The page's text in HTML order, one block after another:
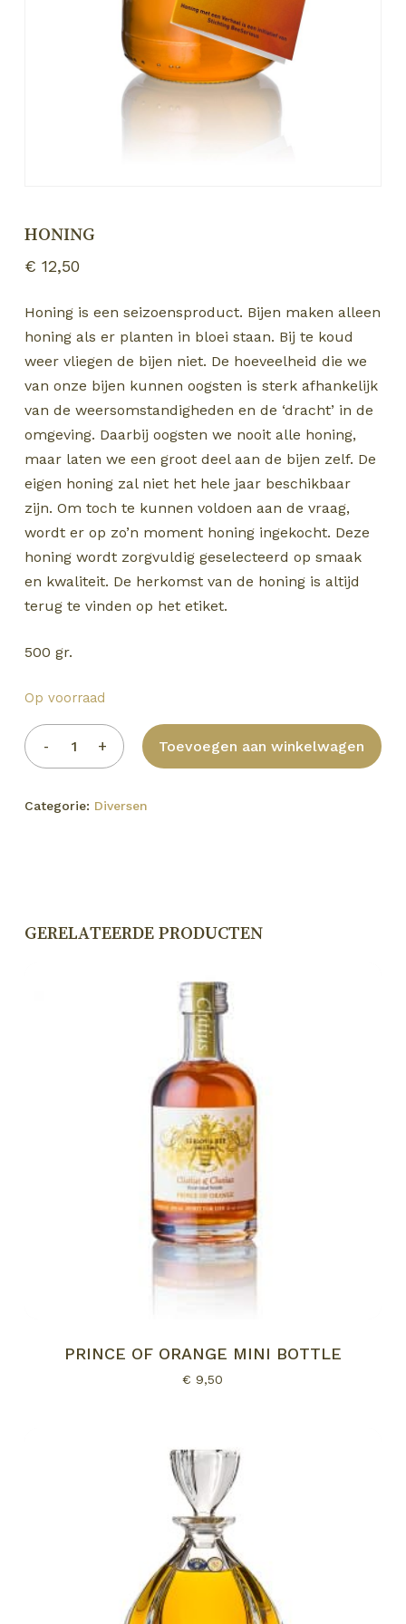
HONING
€ 12,50
Honing is een seizoensproduct. Bijen maken alleen
honing als er planten in bloei staan. Bij te koud
weer vliegen de bijen niet. De hoeveelheid die we
van onze bijen kunnen oogsten is sterk afhankelijk
van de weersomstandigheden en de ‘dracht’ in de
omgeving. Daarbij oogsten we nooit alle honing,
maar laten we een groot deel aan de bijen zelf. De
eigen honing zal niet het hele jaar beschikbaar
zijn. Om toch te kunnen voldoen aan de vraag,
wordt er op zo’n moment honing ingekocht. Deze
honing wordt zorgvuldig geselecteerd op smaak
en kwaliteit. De herkomst van de honing is altijd
terug te vinden op het etiket.
500 gr.
Op voorraad
Toevoegen aan winkelwagen
Categorie: Diversen
GERELATEERDE PRODUCTEN
PRINCE OF ORANGE MINI BOTTLE
€ 9,50